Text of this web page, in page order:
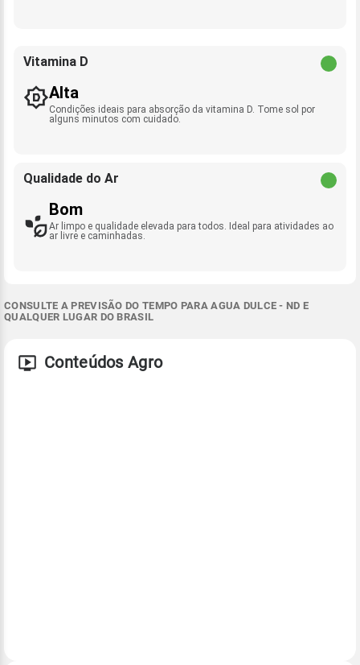
Vitamina D
Alta
Condições ideais para absorção da vitamina D. Tome sol por
alguns minutos com cuidado.
Qualidade do Ar
Bom
Ar limpo e qualidade elevada para todos. Ideal para atividades ao
ar livre e caminhadas.
CONSULTE A PREVISÃO DO TEMPO PARA AGUA DULCE - ND E
QUALQUER LUGAR DO BRASIL
Conteúdos Agro